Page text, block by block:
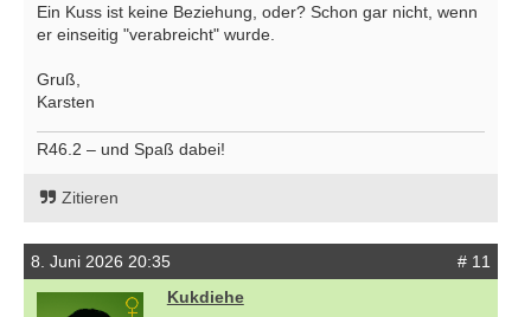
Ein Kuss ist keine Beziehung, oder? Schon gar nicht, wenn
er einseitig "verabreicht" wurde.
Gruß,
Karsten
R46.2 – und Spaß dabei!
Zitieren
8. Juni 2026 20:35
# 11
Kukdiehe